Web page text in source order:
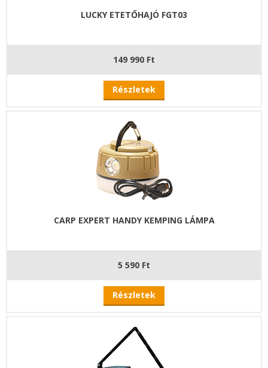
LUCKY ETETŐHAJÓ FGT03
149 990 Ft
Részletek
CARP EXPERT HANDY KEMPING LÁMPA
5 590 Ft
Részletek